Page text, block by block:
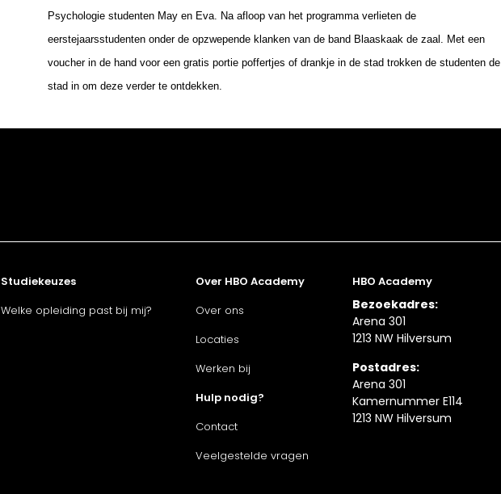
Psychologie studenten May en Eva. Na afloop van het programma verlieten de
eerstejaarsstudenten onder de opzwepende klanken van de band Blaaskaak de zaal. Met een
voucher in de hand voor een gratis portie poffertjes of drankje in de stad trokken de studenten de
stad in om deze verder te ontdekken.
Studiekeuzes
Welke opleiding past bij mij?
Over HBO Academy
Over ons
Locaties
Werken bij
Hulp nodig?
Contact
Veelgestelde vragen
HBO Academy
Bezoekadres:
Arena 301
1213 NW Hilversum
Postadres:
Arena 301
Kamernummer E114
1213 NW Hilversum